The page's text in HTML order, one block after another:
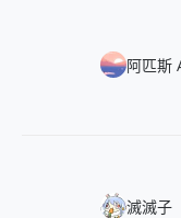
100+ 免費可商用
阿匹斯
超過百位繪師的
滅滅子